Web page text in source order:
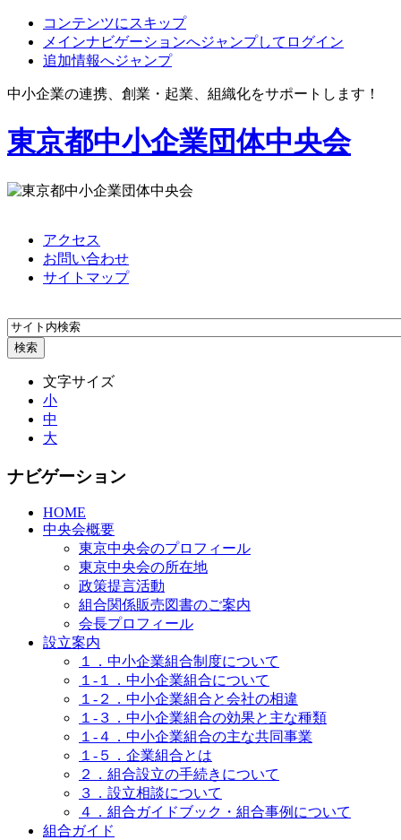
コンテンツにスキップ
メインナビゲーションへジャンプしてログイン
追加情報へジャンプ
中小企業の連携、創業・起業、組織化をサポートします！
東京都中小企業団体中央会
アクセス
お問い合わせ
サイトマップ
文字サイズ
小
中
大
ナビゲーション
HOME
中央会概要
東京中央会のプロフィール
東京中央会の所在地
政策提言活動
組合関係販売図書のご案内
会長プロフィール
設立案内
１．中小企業組合制度について
１-１．中小企業組合について
１-２．中小企業組合と会社の相違
１-３．中小企業組合の効果と主な種類
１-４．中小企業組合の主な共同事業
１-５．企業組合とは
２．組合設立の手続きについて
３．設立相談について
４．組合ガイドブック・組合事例について
組合ガイド